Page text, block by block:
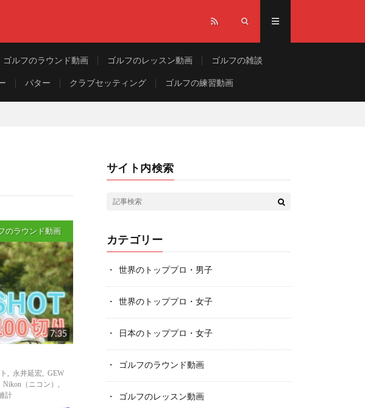
ゴルフのラウンド動画 ゴルフのレッスン動画 ゴルフの雑談
パター クラブセッティング ゴルフの練習動画
のラウンド動画
7:35
永井延宏 ,GEW
,Nikon（ニコン）
計
サイト内検索
カテゴリー
世界のトッププロ・男子
世界のトッププロ・女子
日本のトッププロ・女子
ゴルフのラウンド動画
ゴルフのレッスン動画